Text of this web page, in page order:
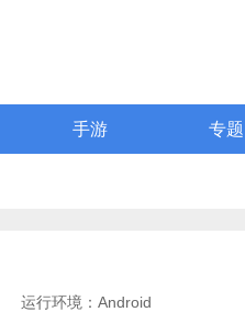
手游 专题
运行环境：Android